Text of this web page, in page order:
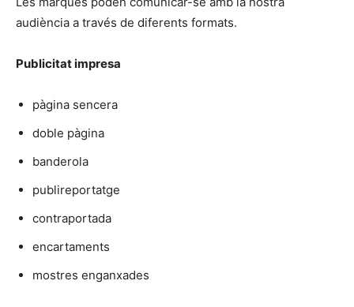
audiència a través de diferents formats.
Publicitat impresa
pàgina sencera
doble pàgina
banderola
publireportatge
contraportada
encartaments
mostres enganxades